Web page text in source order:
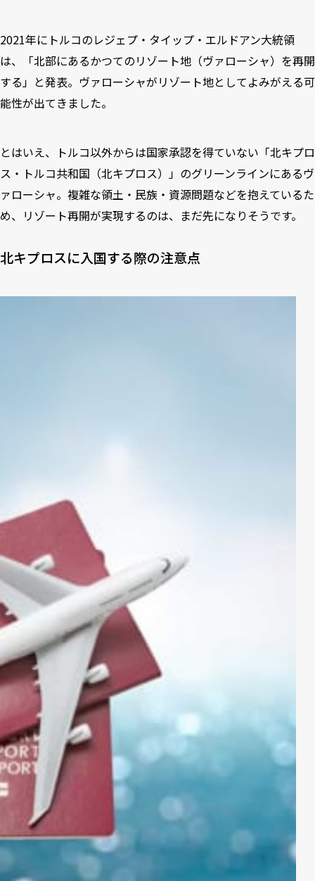
2021年にトルコのレジェプ・タイップ・エルドアン大統領
は、「北部にあるかつてのリゾート地（ヴァローシャ）を再開
する」と発表。ヴァローシャがリゾート地としてよみがえる可
能性が出てきました。
とはいえ、トルコ以外からは国家承認を得ていない「北キプロ
ス・トルコ共和国（北キプロス）」のグリーンラインにあるヴ
ァローシャ。複雑な領土・民族・資源問題などを抱えているた
め、リゾート再開が実現するのは、まだ先になりそうです。
北キプロスに入国する際の注意点